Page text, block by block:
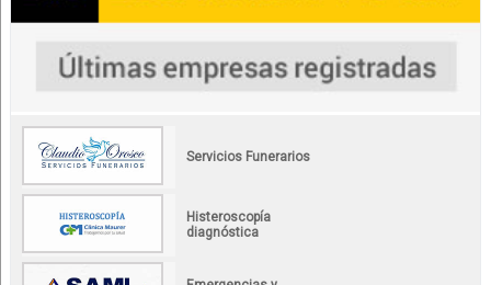
Servicios Funerarios
Histeroscopía
diagnóstica